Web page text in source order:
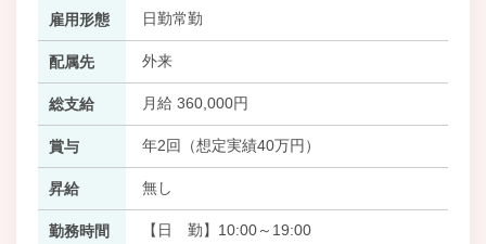
雇用形態 日勤常勤
配属先 外来
総支給 月給 360,000円
賞与 年2回（想定実績40万円）
昇給 無し
勤務時間 【日 勤】10:00～19:00